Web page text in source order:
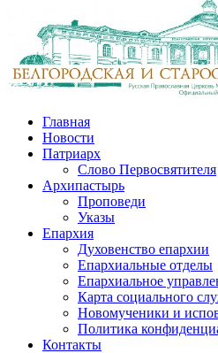
Главная
Новости
Патриарх
Слово Первосвятителя
Архипастырь
Проповеди
Указы
Епархия
Духовенство епархии
Епархиальные отделы
Епархиальное
Карта социального
Новомученики и
Политика
Контакты